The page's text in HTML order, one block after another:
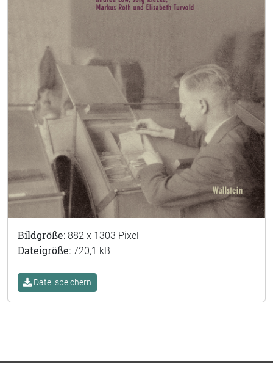
Bildgröße: 882 x 1303 Pixel
Dateigröße: 720,1 kB
Datei speichern